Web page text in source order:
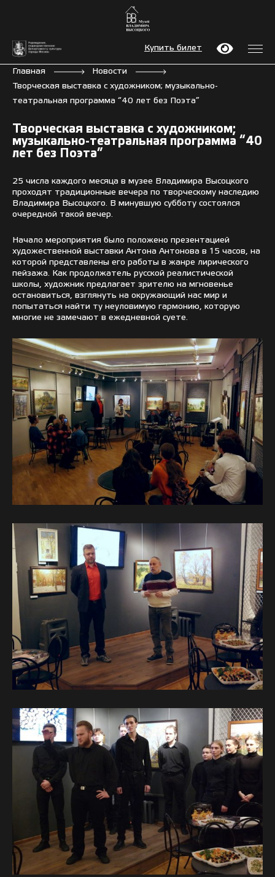
Купить билет
Главная
Новости
Творческая выставка с художником; музыкально-
театральная программа “40 лет без Поэта”
Творческая выставка с художником;
музыкально-театральная программа “40
лет без Поэта”
25 числа каждого месяца в музее Владимира Высоцкого
проходят традиционные вечера по творческому наследию
Владимира Высоцкого. В минувшую субботу состоялся
очередной такой вечер.
Начало мероприятия было положено презентацией
художественной выставки Антона Антонова в 15 часов, на
которой представлены его работы в жанре лирического
пейзажа. Как продолжатель русской реалистической
школы, художник предлагает зрителю на мгновенье
остановиться, взглянуть на окружающий нас мир и
попытаться найти ту неуловимую гармонию, которую
многие не замечают в ежедневной суете.